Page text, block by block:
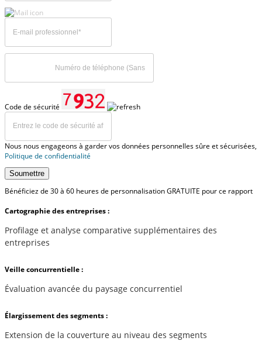
Code de sécurité
Nous nous engageons à garder vos données personnelles sûre et sécurisées,
Politique de confidentialité
Soumettre
Bénéficiez de 30 à 60 heures de personnalisation GRATUITE pour ce rapport
Cartographie des entreprises :
Profilage et analyse comparative supplémentaires des
entreprises
Veille concurrentielle :
Évaluation avancée du paysage concurrentiel
Élargissement des segments :
Extension de la couverture au niveau des segments